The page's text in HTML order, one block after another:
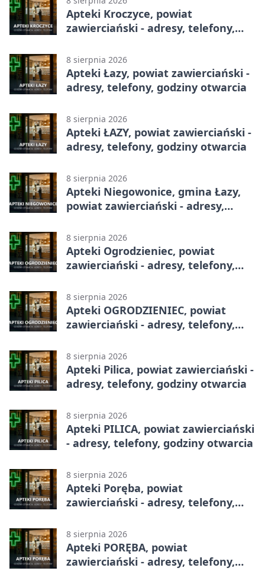
Apteki Kroczyce, powiat
zawierciański - adresy, telefony,
8 sierpnia 2026
Apteki Łazy, powiat zawierciański -
adresy, telefony, godziny otwarcia
8 sierpnia 2026
Apteki ŁAZY, powiat zawierciański -
adresy, telefony, godziny otwarcia
8 sierpnia 2026
Apteki Niegowonice, gmina Łazy,
powiat zawierciański - adresy,
8 sierpnia 2026
Apteki Ogrodzieniec, powiat
zawierciański - adresy, telefony,
8 sierpnia 2026
Apteki OGRODZIENIEC, powiat
zawierciański - adresy, telefony,
8 sierpnia 2026
Apteki Pilica, powiat zawierciański -
adresy, telefony, godziny otwarcia
8 sierpnia 2026
Apteki PILICA, powiat zawierciański
- adresy, telefony, godziny otwarcia
8 sierpnia 2026
Apteki Poręba, powiat
zawierciański - adresy, telefony,
8 sierpnia 2026
Apteki PORĘBA, powiat
zawierciański - adresy, telefony,